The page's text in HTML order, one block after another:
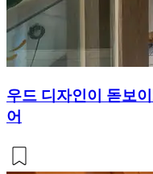
우드 디자인이 돋보
어